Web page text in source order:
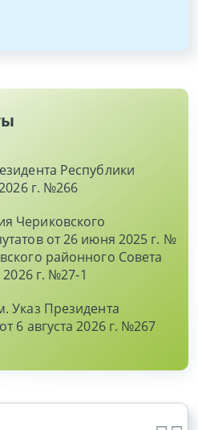
Республики
г. №266
Чериковского
от 26 июня 2025 г. №
районного Совета
2026 г. №27-1
Указ Президента
6 августа 2026 г. №267